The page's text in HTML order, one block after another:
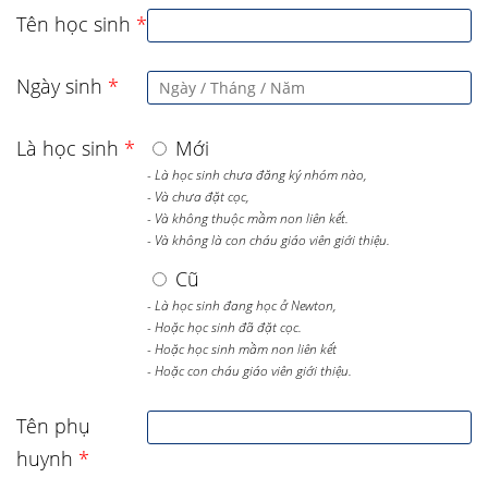
Tên học sinh *
Ngày sinh *
Là học sinh * Mới
- Là học sinh chưa đăng ký nhóm nào,
- Và chưa đặt cọc,
- Và không thuộc mầm non liên kết.
- Và không là con cháu giáo viên giới thiệu.
Cũ
- Là học sinh đang học ở Newton,
- Hoặc học sinh đã đặt cọc.
- Hoặc học sinh mầm non liên kết
- Hoặc con cháu giáo viên giới thiệu.
Tên phụ
huynh *